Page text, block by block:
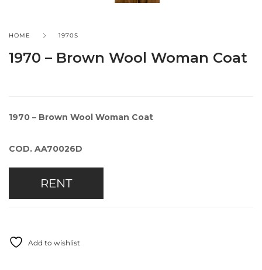
HOME 1970S
1970 – Brown Wool Woman Coat
1970 – Brown Wool Woman Coat
COD. AA70026D
RENT
Add to wishlist